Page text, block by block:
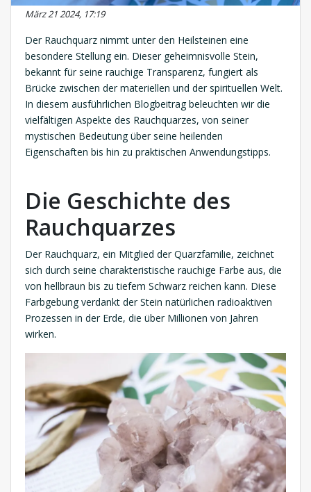
März 21 2024, 17:19
Der Rauchquarz nimmt unter den Heilsteinen eine
besondere Stellung ein. Dieser geheimnisvolle Stein,
bekannt für seine rauchige Transparenz, fungiert als
Brücke zwischen der materiellen und der spirituellen Welt.
In diesem ausführlichen Blogbeitrag beleuchten wir die
vielfältigen Aspekte des Rauchquarzes, von seiner
mystischen Bedeutung über seine heilenden
Eigenschaften bis hin zu praktischen Anwendungstipps.
Die Geschichte des
Rauchquarzes
Der Rauchquarz, ein Mitglied der Quarzfamilie, zeichnet
sich durch seine charakteristische rauchige Farbe aus, die
von hellbraun bis zu tiefem Schwarz reichen kann. Diese
Farbgebung verdankt der Stein natürlichen radioaktiven
Prozessen in der Erde, die über Millionen von Jahren
wirken.